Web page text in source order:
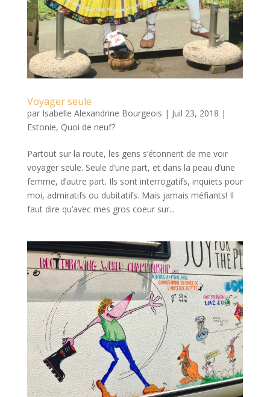
Voyager seule
par Isabelle Alexandrine Bourgeois | Juil 23, 2018 |
Estonie, Quoi de neuf?
Partout sur la route, les gens s’étonnent de me voir
voyager seule. Seule d’une part, et dans la peau d’une
femme, d’autre part. Ils sont interrogatifs, inquiets pour
moi, admiratifs ou dubitatifs. Mais jamais méfiants! Il
faut dire qu’avec mes gros coeur sur...